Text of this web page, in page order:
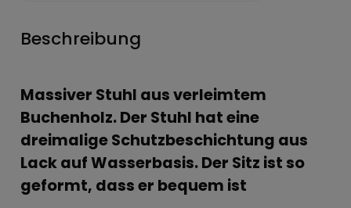
Beschreibung
Massiver Stuhl aus verleimtem
Buchenholz. Der Stuhl hat eine
dreimalige Schutzbeschichtung aus
Lack auf Wasserbasis. Der Sitz ist so
geformt, dass er bequem ist